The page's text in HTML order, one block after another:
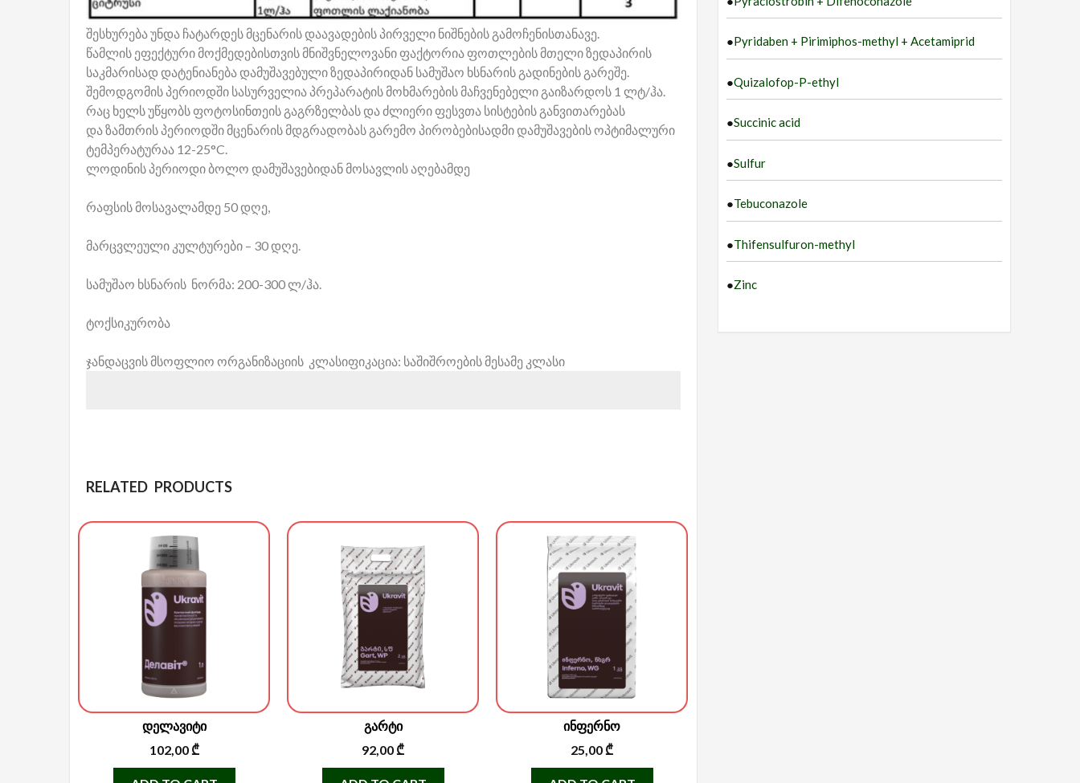
შესხურება უნდა ჩატარდეს მცენარის დაავადების პირველი ნიშნების გამოჩენისთანავე.
წამლის ეფექტური მოქმედებისთვის მნიშვნელოვანი ფაქტორია ფოთლების მთელი ზედაპირის
საკმარისად დატენიანება დამუშავებული ზედაპირიდან სამუშაო ხსნარის გადინების გარეშე.
შემოდგომის პერიოდში სასურველია პრეპარატის მოხმარების მაჩვენებელი გაიზარდოს 1 ლტ/ჰა.
რაც ხელს უწყობს ფოტოსინთეის გაგრზელბას და ძლიერი ფესვთა სისტების განვითარებას
და ზამთრის პერიოდში მცენარის მდგრადობას გარემო პირობებისადმი დამუშავების ოპტიმალური
ტემპერატურაა 12-25°C.
ლოდინის პერიოდი ბოლო დამუშავებიდან მოსავლის აღებამდე
რაფსის მოსავალამდე 50 დღე,
მარცვლეული კულტურები – 30 დღე.
სამუშაო ხსნარის ნორმა: 200-300 ლ/ჰა.
ტოქსიკურობა
ჯანდაცვის მსოფლიო ორგანიზაციის კლასიფიკაცია: საშიშროების მესამე კლასი
RELATED PRODUCTS
დელავიტი
102,00₾
გარტი
92,00₾
ინფერნო
25,00₾
●Pyridaben + Pirimiphos-methyl + Acetamiprid
●Quizalofop-P-ethyl
●Succinic acid
●Sulfur
●Tebuconazole
●Thifensulfuron-methyl
●Zinc